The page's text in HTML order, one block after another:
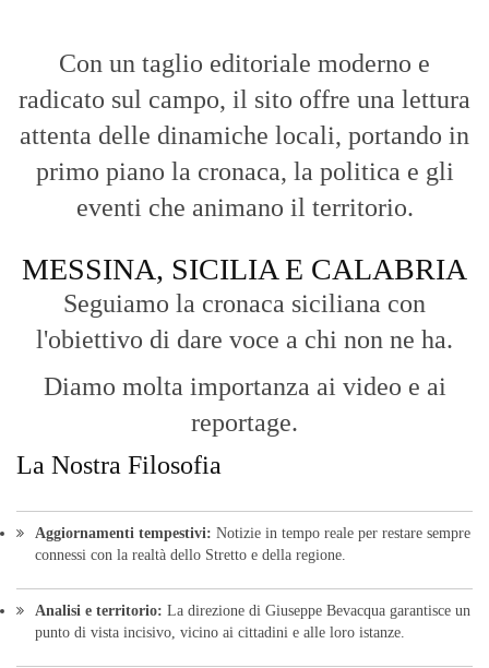
Con un taglio editoriale moderno e
radicato sul campo, il sito offre una lettura
attenta delle dinamiche locali, portando in
primo piano la cronaca, la politica e gli
eventi che animano il territorio.
MESSINA, SICILIA E CALABRIA
Seguiamo la cronaca siciliana con
l'obiettivo di dare voce a chi non ne ha.
Diamo molta importanza ai video e ai
reportage.
La Nostra Filosofia
Aggiornamenti tempestivi: Notizie in tempo reale per restare sempre
connessi con la realtà dello Stretto e della regione.
Analisi e territorio: La direzione di Giuseppe Bevacqua garantisce un
punto di vista incisivo, vicino ai cittadini e alle loro istanze.